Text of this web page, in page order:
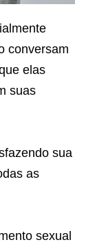
conversam
elas
suas
sua
as
sexual